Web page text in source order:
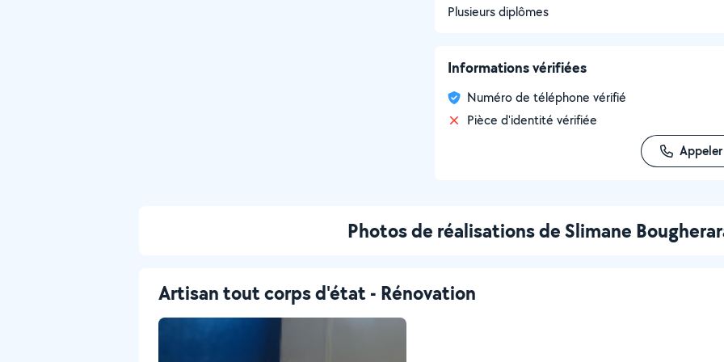
Plusieurs diplômes
Informations vérifiées
Numéro de téléphone vérifié
Pièce d'identité vérifiée
Appeler
Photos de réalisations de Slimane
Artisan tout corps d'état - Rénovation